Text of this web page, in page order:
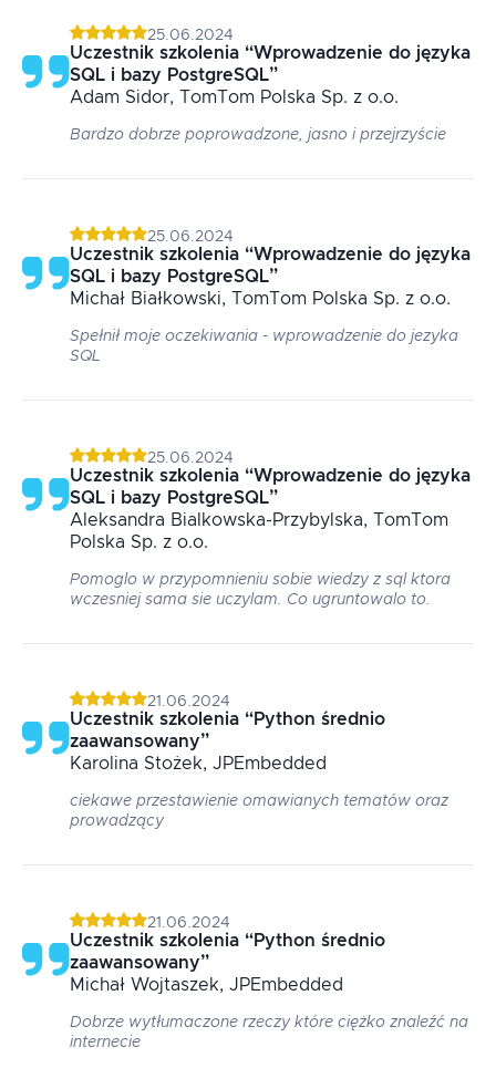
25.06.2024
Uczestnik szkolenia “Wprowadzenie do języka
SQL i bazy PostgreSQL”
Adam Sidor, TomTom Polska Sp. z o.o.
Bardzo dobrze poprowadzone, jasno i przejrzyście
25.06.2024
Uczestnik szkolenia “Wprowadzenie do języka
SQL i bazy PostgreSQL”
Michał Białkowski, TomTom Polska Sp. z o.o.
Spełnił moje oczekiwania - wprowadzenie do jezyka
SQL
25.06.2024
Uczestnik szkolenia “Wprowadzenie do języka
SQL i bazy PostgreSQL”
Aleksandra Bialkowska-Przybylska, TomTom
Polska Sp. z o.o.
Pomoglo w przypomnieniu sobie wiedzy z sql ktora
wczesniej sama sie uczylam. Co ugruntowalo to.
21.06.2024
Uczestnik szkolenia “Python średnio
zaawansowany”
Karolina Stożek, JPEmbedded
ciekawe przestawienie omawianych tematów oraz
prowadzący
21.06.2024
Uczestnik szkolenia “Python średnio
zaawansowany”
Michał Wojtaszek, JPEmbedded
Dobrze wytłumaczone rzeczy które ciężko znaleźć na
internecie